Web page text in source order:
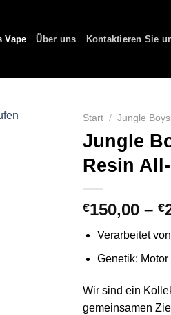
Vape Über uns Kontaktieren Sie
Start / Jungle
Jungle
Resin
€150,00 – €
Verarbeitet
Genetik:
Wir sind ein
gemeinsamen